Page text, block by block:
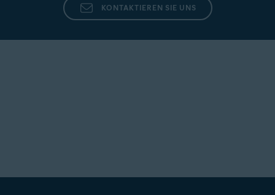
KONTAKTIEREN SIE UNS